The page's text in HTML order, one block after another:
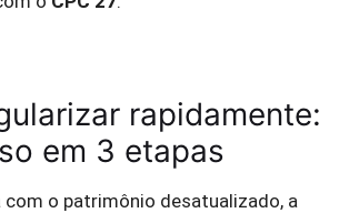
rapidamente:
em 3 etapas
com o patrimônio desatualizado, a